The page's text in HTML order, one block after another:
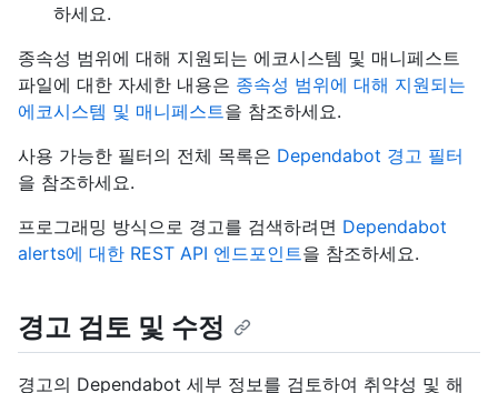
하세요.
종속성 범위에 대해 지원되는 에코시스템 및 매니페스트
파일에 대한 자세한 내용은 종속성 범위에 대해 지원되는
에코시스템 및 매니페스트을 참조하세요.
사용 가능한 필터의 전체 목록은 Dependabot 경고 필터
을 참조하세요.
프로그래밍 방식으로 경고를 검색하려면 Dependabot
alerts에 대한 REST API 엔드포인트을 참조하세요.
경고 검토 및 수정
경고의 Dependabot 세부 정보를 검토하여 취약성 및 해